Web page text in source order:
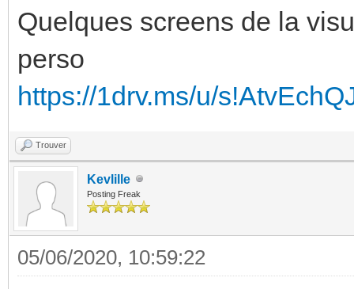
Quelques screens de la
perso
https://1drv.ms/u/
Trouver
Kevlille
Posting Freak
05/06/2020, 10:59:22